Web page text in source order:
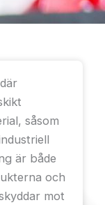
såsom
är både
och
mot